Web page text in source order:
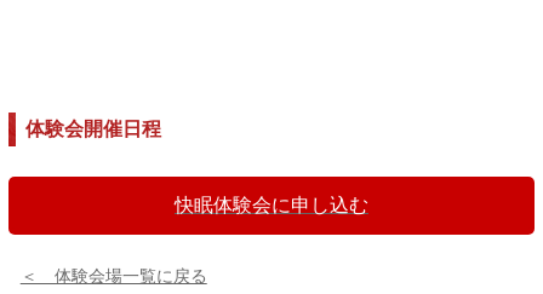
体験会開催日程
快眠体験会に申し込む
＜ 体験会場一覧に戻る